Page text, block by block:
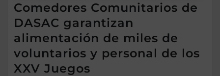
Comedores Comunitarios de
DASAC garantizan
alimentación de miles de
voluntarios y personal de los
XXV Juegos